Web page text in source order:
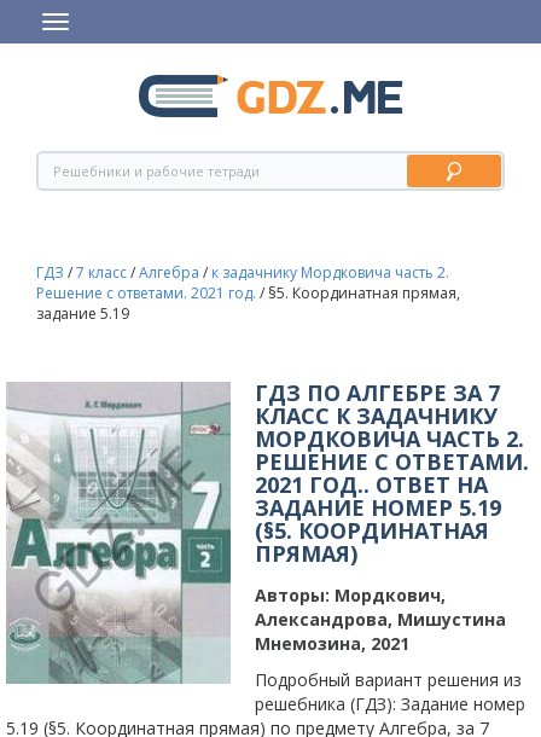
ГДЗ /7 класс/Алгебра / к задачнику Мордковича часть 2.
Решение с ответами. 2021 год. /§5. Координатная прямая,
задание 5.19
ГДЗ ПО АЛГЕБРЕ ЗА 7
КЛАСС К ЗАДАЧНИКУ
МОРДКОВИЧА ЧАСТЬ 2.
РЕШЕНИЕ С ОТВЕТАМИ.
2021 ГОД.. ОТВЕТ НА
ЗАДАНИЕ НОМЕР 5.19
(§5. КООРДИНАТНАЯ
ПРЯМАЯ)
Авторы: Мордкович,
Александрова, Мишустина
Мнемозина, 2021
Подробный вариант решения из
решебника (ГДЗ): Задание номер
5.19 (§5. Координатная прямая) по предмету Алгебра, за 7